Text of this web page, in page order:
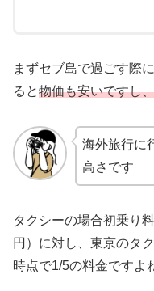
まずセブ島で過ごす際
ると物価も安いですし
海外旅行に
高さです
タクシーの場合初乗り
円）に対し、東京のタ
時点で1/5の料金ですよ